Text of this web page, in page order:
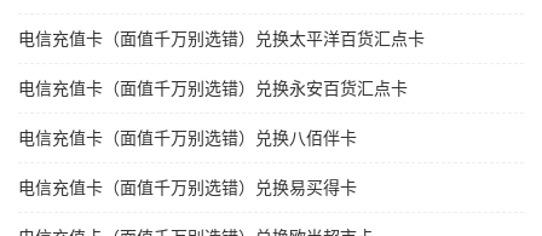
电信充值卡（面值千万别选错）兑换太平洋百货汇点卡
电信充值卡（面值千万别选错）兑换永安百货汇点卡
电信充值卡（面值千万别选错）兑换八佰伴卡
电信充值卡（面值千万别选错）兑换易买得卡